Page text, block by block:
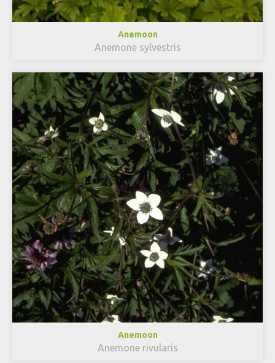
Anemoon
Anemone sylvestris
Anemoon
Anemone rivularis